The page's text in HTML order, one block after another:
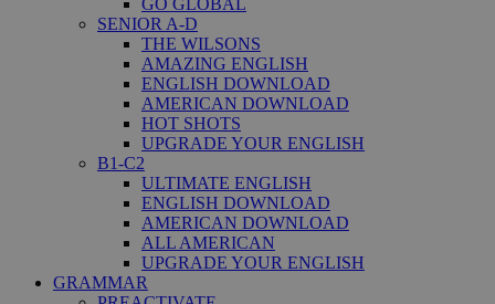
GO GLOBAL
SENIOR A-D
THE WILSONS
AMAZING ENGLISH
ENGLISH DOWNLOAD
AMERICAN DOWNLOAD
HOT SHOTS
UPGRADE YOUR ENGLISH
B1-C2
ULTIMATE ENGLISH
ENGLISH DOWNLOAD
AMERICAN DOWNLOAD
ALL AMERICAN
UPGRADE YOUR ENGLISH
GRAMMAR